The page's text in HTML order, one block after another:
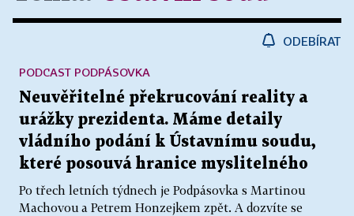
ODEBÍRAT
Neuvěřitelné překrucování reality a
urážky prezidenta. Máme detaily
vládního podání k Ústavnímu soudu,
které posouvá hranice myslitelného
Po třech letních týdnech je Podpásovka s Martinou
Machovou a Petrem Honzejkem zpět. A dozvíte se
PODCAST PODPÁSOVKA